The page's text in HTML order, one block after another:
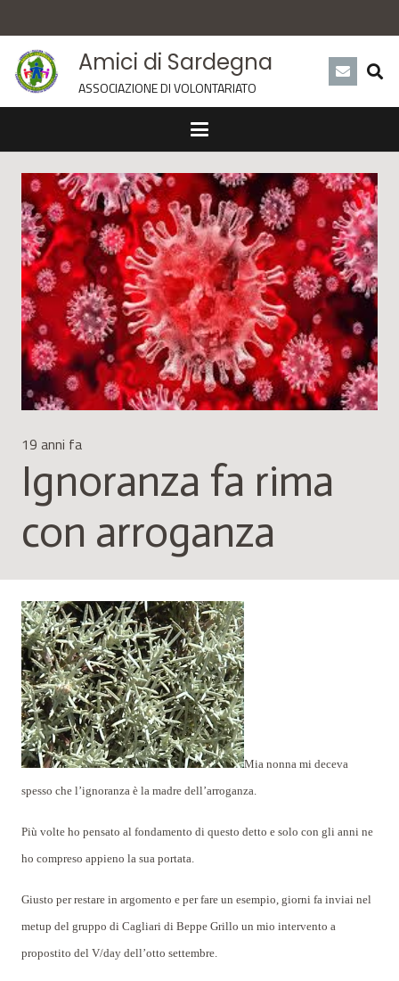
Amici di Sardegna
ASSOCIAZIONE DI VOLONTARIATO
19 anni fa
Ignoranza fa rima
con arroganza
Mia nonna mi deceva
spesso che l’ignoranza è la madre dell’arroganza.
Più volte ho pensato al fondamento di questo detto e solo con gli anni ne
ho compreso appieno la sua portata.
Giusto per restare in argomento e per fare un esempio, giorni fa inviai nel
metup del gruppo di Cagliari di Beppe Grillo un mio intervento a
propostito del V/day dell’otto settembre.